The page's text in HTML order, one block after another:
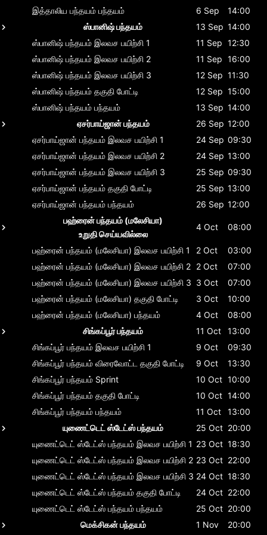
இத்தாலிய பந்தயம் பந்தயம் 6 Sep
14:00
ஸ்பானிஷ் பந்தயம்
13 Sep 14:00
ஸ்பானிஷ் பந்தயம் இலவச பயிற்சி 1 11 Sep 12:30
ஸ்பானிஷ் பந்தயம் இலவச பயிற்சி 2 11 Sep 16:00
ஸ்பானிஷ் பந்தயம் இலவச பயிற்சி 3 12 Sep 11:30
ஸ்பானிஷ் பந்தயம் தகுதி போட்டி 12 Sep 15:00
ஸ்பானிஷ் பந்தயம் பந்தயம் 13 Sep 14:00
ஏசர்பாய்ஜான் பந்தயம்
26 Sep 12:00
ஏசர்பாய்ஜான் பந்தயம் இலவச பயிற்சி 1 24 Sep 09:30
ஏசர்பாய்ஜான் பந்தயம் இலவச பயிற்சி 2 24 Sep 13:00
ஏசர்பாய்ஜான் பந்தயம் இலவச பயிற்சி 3 25 Sep 09:30
ஏசர்பாய்ஜான் பந்தயம் தகுதி போட்டி 25 Sep 13:00
ஏசர்பாய்ஜான் பந்தயம் பந்தயம் 26 Sep 12:00
பஹ்ரைன் பந்தயம் (மலேசியா)
உறுதி செய்யவில்லை
4 Oct 08:00
பஹ்ரைன் பந்தயம் (மலேசியா) இலவச பயிற்சி 1 2 Oct
03:00
பஹ்ரைன் பந்தயம் (மலேசியா) இலவச பயிற்சி 2 2 Oct
07:00
பஹ்ரைன் பந்தயம் (மலேசியா) இலவச பயிற்சி 3 3 Oct
07:00
பஹ்ரைன் பந்தயம் (மலேசியா) தகுதி போட்டி 3 Oct
10:00
பஹ்ரைன் பந்தயம் (மலேசியா) பந்தயம் 4 Oct
08:00
சிங்கப்பூர் பந்தயம்
11 Oct
13:00
சிங்கப்பூர் பந்தயம் இலவச பயிற்சி 1 9 Oct
09:30
சிங்கப்பூர் பந்தயம் விரைவோட்ட தகுதி போட்டி 9 Oct
13:30
சிங்கப்பூர் பந்தயம் Sprint 10 Oct 10:00
சிங்கப்பூர் பந்தயம் தகுதி போட்டி 10 Oct 14:00
சிங்கப்பூர் பந்தயம் பந்தயம் 11 Oct
13:00
யுணைட்டெட் ஸ்டேட்ஸ் பந்தயம்
25 Oct 20:00
யுணைட்டெட் ஸ்டேட்ஸ் பந்தயம் இலவச பயிற்சி 1 23 Oct 18:30
யுணைட்டெட் ஸ்டேட்ஸ் பந்தயம் இலவச பயிற்சி 2 23 Oct 22:00
யுணைட்டெட் ஸ்டேட்ஸ் பந்தயம் இலவச பயிற்சி 3 24 Oct 18:30
யுணைட்டெட் ஸ்டேட்ஸ் பந்தயம் தகுதி போட்டி 24 Oct 22:00
யுணைட்டெட் ஸ்டேட்ஸ் பந்தயம் பந்தயம் 25 Oct 20:00
மெக்சிகன் பந்தயம்
1 Nov 20:00